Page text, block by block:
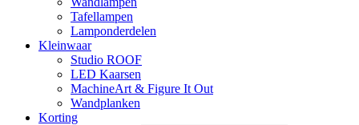
Tafellampen
Lamponderdelen
Kleinwaar
Studio ROOF
LED Kaarsen
MachineArt & Figure It Out
Wandplanken
Korting